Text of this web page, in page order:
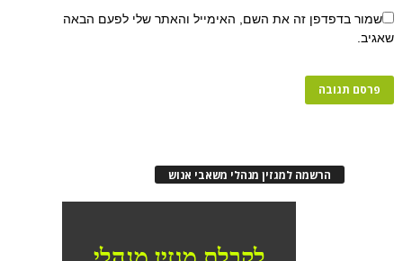
שמור בדפדפן זה את השם, האימייל והאתר שלי לפעם הבאה
שאגיב.
הרשמה למגזין מנהלי משאבי אנוש